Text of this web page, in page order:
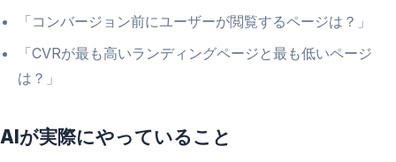
「コンバージョン前にユーザーが閲覧するページは？」
「CVRが最も高いランディングページと最も低いページ
は？」
AIが実際にやっていること